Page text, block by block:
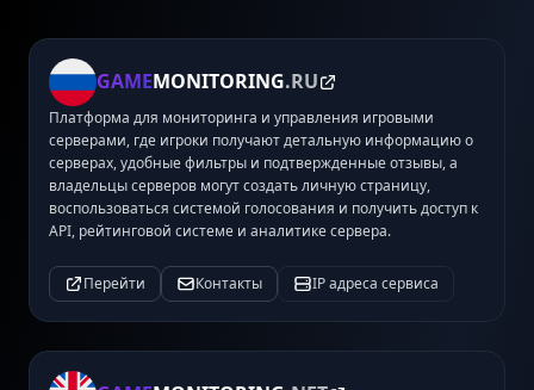
GAMEMONITORING.RU
Платформа для мониторинга и управления игровыми
серверами, где игроки получают детальную информацию о
серверах, удобные фильтры и подтвержденные отзывы, а
владельцы серверов могут создать личную страницу,
воспользоваться системой голосования и получить доступ к
API, рейтинговой системе и аналитике сервера.
Перейти Контакты IP адреса сервиса